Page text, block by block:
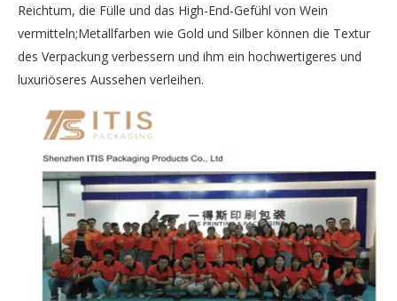
Reichtum, die Fülle und das High-End-Gefühl von Wein
vermitteln;Metallfarben wie Gold und Silber können die Textur
des Verpackung verbessern und ihm ein hochwertigeres und
luxuriöseres Aussehen verleihen.